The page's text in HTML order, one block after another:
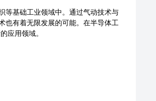
等基础工业领域中。通过气动技术与
也有着无限发展的可能。在半导体工
应用领域。